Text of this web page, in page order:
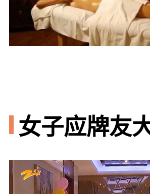
女子应牌友